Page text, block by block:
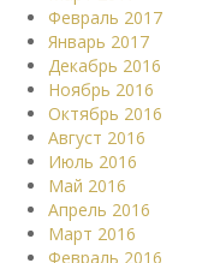
Февраль 2017
Январь 2017
Декабрь 2016
Ноябрь 2016
Октябрь 2016
Август 2016
Июль 2016
Май 2016
Апрель 2016
Март 2016
Февраль 2016